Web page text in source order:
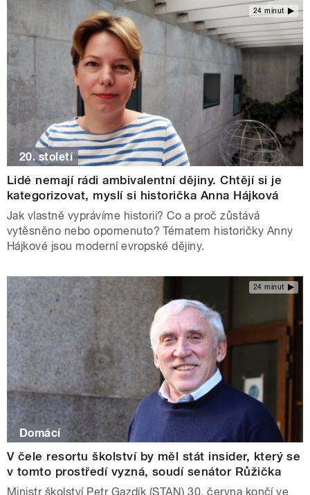
24 minut
20. století
Lidé nemají rádi ambivalentní dějiny. Chtějí si je
kategorizovat, myslí si historička Anna Hájková
Jak vlastně vyprávíme historii? Co a proč zůstává
vytěsněno nebo opomenuto? Tématem historičky Anny
Hájkové jsou moderní evropské dějiny.
24 minut
Domácí
V čele resortu školství by měl stát insider, který se
v tomto prostředí vyzná, soudí senátor Růžička
Ministr školství Petr Gazdík (STAN) 30. června končí ve